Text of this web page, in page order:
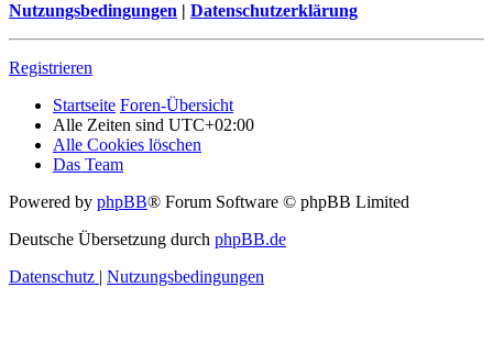
Nutzungsbedingungen | Datenschutzerklärung
Registrieren
Startseite Foren-Übersicht
Alle Zeiten sind UTC+02:00
Alle Cookies löschen
Das Team
Powered by phpBB® Forum Software © phpBB Limited
Deutsche Übersetzung durch phpBB.de
Datenschutz | Nutzungsbedingungen